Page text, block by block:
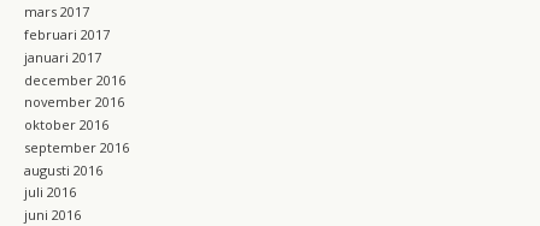
mars 2017
februari 2017
januari 2017
december 2016
november 2016
oktober 2016
september 2016
augusti 2016
juli 2016
juni 2016